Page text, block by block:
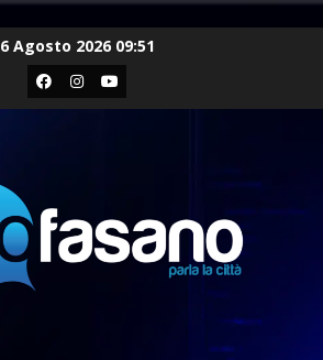
6 Agosto 2026 09:51
Facebook
Instagram
Youtube